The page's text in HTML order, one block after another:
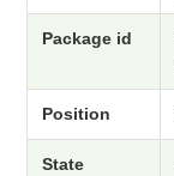
Package id
Position
State